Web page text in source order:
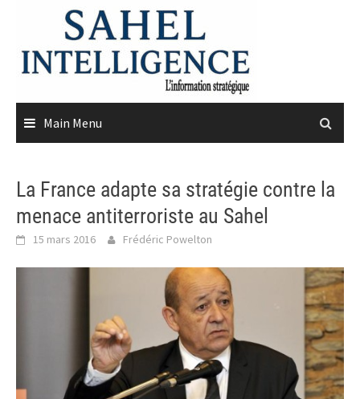
content
Main Menu
La France adapte sa stratégie contre la
menace antiterroriste au Sahel
15 mars 2016 Frédéric Powelton